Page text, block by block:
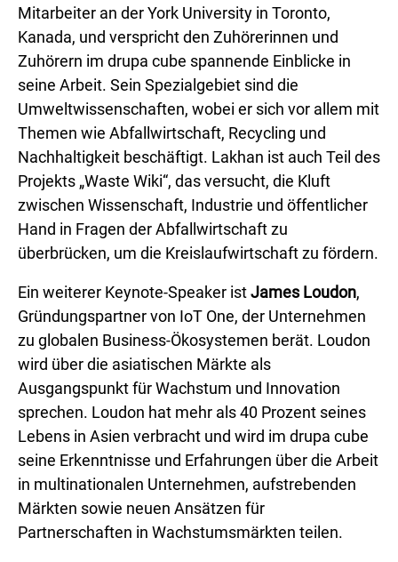
Mitarbeiter an der York University in Toronto,
Kanada, und verspricht den Zuhörerinnen und
Zuhörern im drupa cube spannende Einblicke in
seine Arbeit. Sein Spezialgebiet sind die
Umweltwissenschaften, wobei er sich vor allem mit
Themen wie Abfallwirtschaft, Recycling und
Nachhaltigkeit beschäftigt. Lakhan ist auch Teil des
Projekts „Waste Wiki“, das versucht, die Kluft
zwischen Wissenschaft, Industrie und öffentlicher
Hand in Fragen der Abfallwirtschaft zu
überbrücken, um die Kreislaufwirtschaft zu fördern.
Ein weiterer Keynote-Speaker istJames Loudon,
Gründungspartner von IoT One, der Unternehmen
zu globalen Business-Ökosystemen berät. Loudon
wird über die asiatischen Märkte als
Ausgangspunkt für Wachstum und Innovation
sprechen. Loudon hat mehr als 40 Prozent seines
Lebens in Asien verbracht und wird im drupa cube
seine Erkenntnisse und Erfahrungen über die Arbeit
in multinationalen Unternehmen, aufstrebenden
Märkten sowie neuen Ansätzen für
Partnerschaften in Wachstumsmärkten teilen.